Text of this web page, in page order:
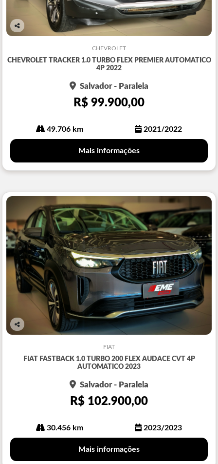
lhe
CHEVROLET
CHEVROLET TRACKER 1.0 TURBO FLEX PREMIER AUTOMATICO
4P 2022
Salvador - Paralela
R$ 99.900,00
49.706 km 2021/2022
Mais informações
FIAT
FIAT FASTBACK 1.0 TURBO 200 FLEX AUDACE CVT 4P
AUTOMATICO 2023
Salvador - Paralela
R$ 102.900,00
30.456 km 2023/2023
Mais informações